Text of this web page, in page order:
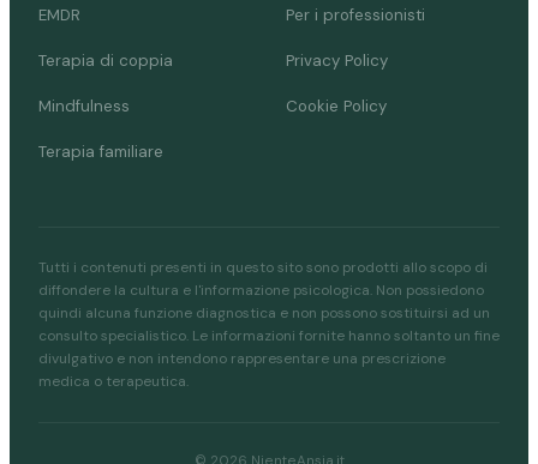
EMDR
Terapia di coppia
Mindfulness
Terapia familiare
Per i professionisti
Privacy Policy
Cookie Policy
Tutti i contenuti presenti in questo sito sono prodotti allo scopo di
diffondere la cultura e l'informazione psicologica. Non possiedono
quindi alcuna funzione diagnostica e non possono sostituirsi ad un
consulto specialistico. Le informazioni fornite hanno soltanto un fine
divulgativo e non intendono rappresentare una prescrizione
medica o terapeutica.